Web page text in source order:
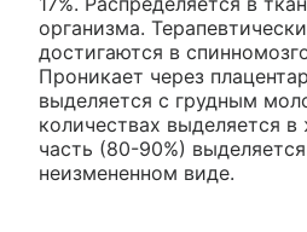
организма.
достигаются в
Проникает через
выделяется с грудным
количествах выделяется
часть (80-90%)
неизмененном виде.